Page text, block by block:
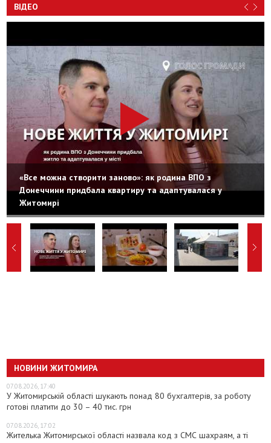
ВІДЕО
«Все можна створити заново»: як родина ВПО з
Донеччини придбала квартиру та адаптувалася у
Житомирі
НОВИНИ ЖИТОМИРА
07.08.2026, 17:40
У Житомирській області шукають понад 80 бухгалтерів, за роботу
готові платити до 30 – 40 тис. грн
07.08.2026, 17:02
Жителька Житомирської області назвала код з СМС шахраям, а ті